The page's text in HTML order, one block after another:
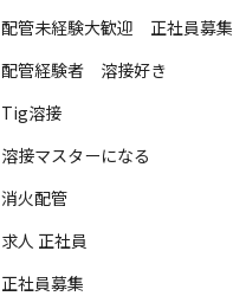
配管未経験大歓迎 正社員募集
配管経験者 溶接好き
Tig溶接
溶接マスターになる
消火配管
求人 正社員
正社員募集